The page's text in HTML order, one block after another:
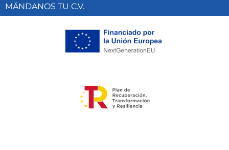
MÁNDANOS TU C.V.